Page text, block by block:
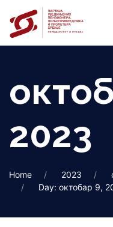
2023
Home 2023
Day: октобар 9,